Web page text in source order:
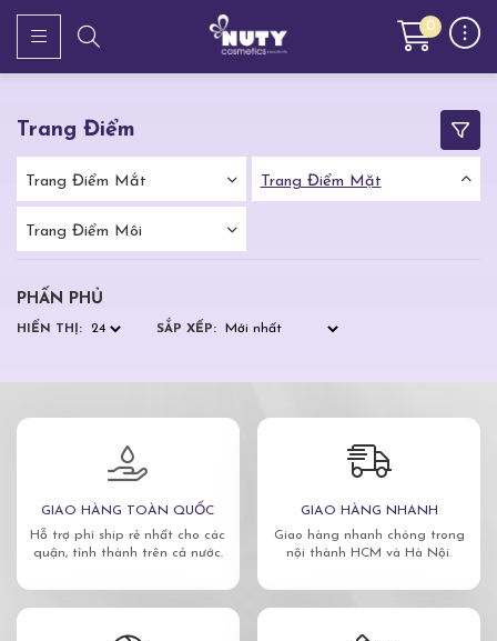
0
Trang Điểm
Trang Điểm Mắt Trang Điểm Mặt
Trang Điểm Môi
PHẤN PHỦ
HIỂN THỊ: SẮP XẾP:
GIAO HÀNG TOÀN QUỐC
Hỗ trợ phí ship rẻ nhất cho các
quận, tỉnh thành trên cả nước.
GIAO HÀNG NHANH
Giao hàng nhanh chóng trong
nội thành HCM và Hà Nội.